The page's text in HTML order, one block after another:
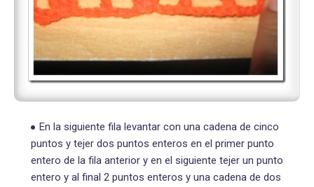
En la siguiente fila levantar con una cadena de cinco
puntos y tejer dos puntos enteros en el primer punto
entero de la fila anterior y en el siguiente tejer un punto
entero y al final 2 puntos enteros y una cadena de dos